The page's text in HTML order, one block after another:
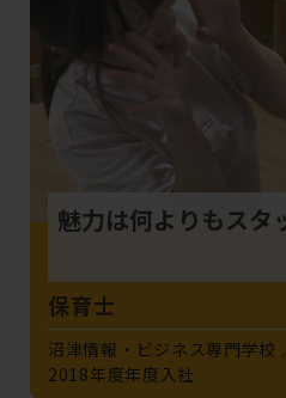
魅力は何よりもスタ
保育士
沼津情報・ビジネス専門学校
2018年度年度入社